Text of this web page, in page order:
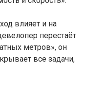
влияет и на
перестаёт
метров», он
все задачи,